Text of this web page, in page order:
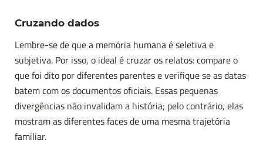
Cruzando dados
Lembre-se de que a memória humana é seletiva e
subjetiva. Por isso, o ideal é cruzar os relatos: compare o
que foi dito por diferentes parentes e verifique se as datas
batem com os documentos oficiais. Essas pequenas
divergências não invalidam a história; pelo contrário, elas
mostram as diferentes faces de uma mesma trajetória
familiar.